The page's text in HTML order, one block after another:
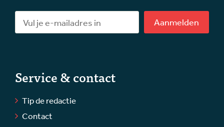
Aanmelden
Service & contact
Tip de redactie
Contact